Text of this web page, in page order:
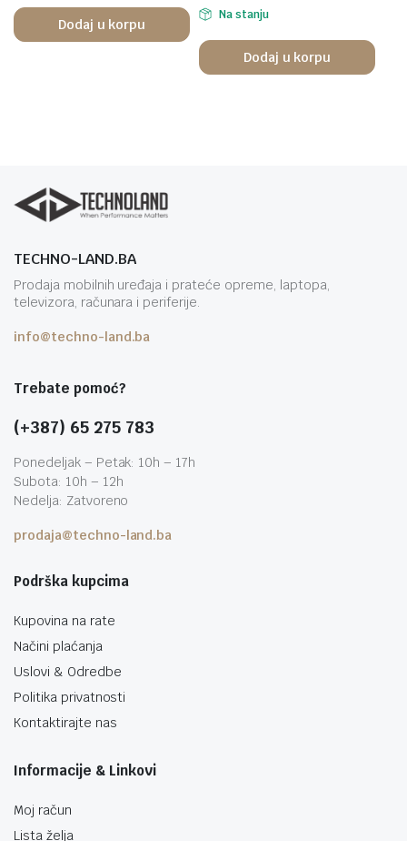
Dodaj u korpu
Na stanju
Dodaj u korpu
TECHNO-LAND.BA
Prodaja mobilnih uređaja i prateće opreme, laptopa,
televizora, računara i periferije.
info@techno-land.ba
Trebate pomoć?
(+387) 65 275 783
Ponedeljak – Petak: 10h – 17h
Subota: 10h – 12h
Nedelja: Zatvoreno
prodaja@techno-land.ba
Podrška kupcima
Kupovina na rate
Načini plaćanja
Uslovi & Odredbe
Politika privatnosti
Kontaktirajte nas
Informacije & Linkovi
Moj račun
Lista želja